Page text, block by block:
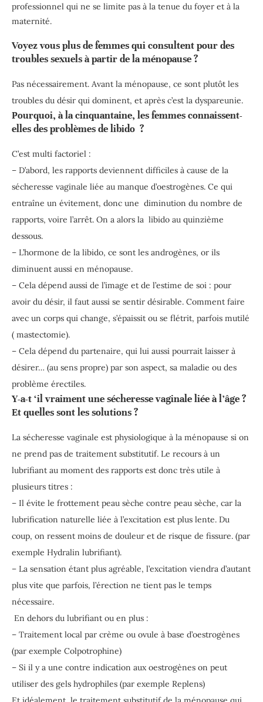
professionnel qui ne se limite pas à la tenue du foyer et à la
maternité.
Voyez vous plus de femmes qui consultent pour des
troubles sexuels à partir de la ménopause ?
Pas nécessairement. Avant la ménopause, ce sont plutôt les
troubles du désir qui dominent, et après c’est la dyspareunie.
Pourquoi, à la cinquantaine, les femmes connaissent-
elles des problèmes de libido ?
C’est multi factoriel :
– D’abord, les rapports deviennent difficiles à cause de la
sécheresse vaginale liée au manque d’oestrogènes. Ce qui
entraîne un évitement, donc une diminution du nombre de
rapports, voire l’arrêt. On a alors la libido au quinzième
dessous.
– L’hormone de la libido, ce sont les androgènes, or ils
diminuent aussi en ménopause.
– Cela dépend aussi de l’image et de l’estime de soi : pour
avoir du désir, il faut aussi se sentir désirable. Comment faire
avec un corps qui change, s’épaissit ou se flétrit, parfois mutilé
( mastectomie).
– Cela dépend du partenaire, qui lui aussi pourrait laisser à
désirer… (au sens propre) par son aspect, sa maladie ou des
problème érectiles.
Y-a-t ‘il vraiment une sécheresse vaginale liée à l’âge ?
Et quelles sont les solutions ?
La sécheresse vaginale est physiologique à la ménopause si on
ne prend pas de traitement substitutif. Le recours à un
lubrifiant au moment des rapports est donc très utile à
plusieurs titres :
– Il évite le frottement peau sèche contre peau sèche, car la
lubrification naturelle liée à l’excitation est plus lente. Du
coup, on ressent moins de douleur et de risque de fissure. (par
exemple Hydralin lubrifiant).
– La sensation étant plus agréable, l’excitation viendra d’autant
plus vite que parfois, l’érection ne tient pas le temps
nécessaire.
En dehors du lubrifiant ou en plus :
– Traitement local par crème ou ovule à base d’oestrogènes
(par exemple Colpotrophine)
– Si il y a une contre indication aux oestrogènes on peut
utiliser des gels hydrophiles (par exemple Replens)